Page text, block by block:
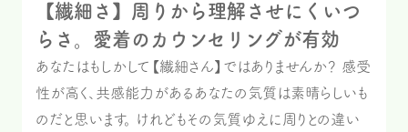
【繊細さ】周りから理解させにくいつ
らさ。愛着のカウンセリングが有効
あなたはもしかして【繊細さん】ではありませんか？ 感受
性が高く、共感能力があるあなたの気質は素晴らしいも
のだと思います。 けれどもその気質ゆえに周りとの違い